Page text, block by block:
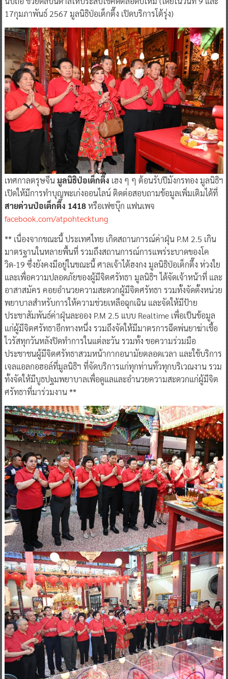
17กุมภาพันธ์ 2567 มูลนิธิป่อเต็กตึ๊ง เปิดบริการโต้รุ่ง)
เทศกาลตรุษจีนมูลนิธิป่อเต็กตึ๊ง เฮง ๆ ๆ ต้อนรับปีมังกรทอง มูลนิธิฯ
เปิดให้มีการทำบุญพะเก่งออนไลน์ ติดต่อสอบถามข้อมูลเพิ่มเติมได้ที่
สายด่วนป่อเต็กตึ๊ง 1418หรือเฟซบุ๊ก แฟนเพจ
facebook.com/atpohtecktung
** เนื่องจากขณะนี้ ประเทศไทย เกิดสถานการณ์ค่าฝุ่น P.M 2.5 เกิน
มาตรฐานในหลายพื้นที่ รวมถึงสถานการณ์การแพร่ระบาดของโค
วิด-19 ซึ่งยังคงมีอยู่ในขณะนี้ ศาลเจ้าไต้ฮงกง มูลนิธิป่อเต็กตึ๊ง ห่วงใย
และเพื่อความปลอดภัยของผู้มีจิตศรัทธา มูลนิธิฯ ได้จัดเจ้าหน้าที่ และ
อาสาสมัคร คอยอำนวยความสะดวกผู้มีจิตศรัทธา รวมทั้งจัดตั้งหน่วย
พยาบาลสำหรับการให้ความช่วยเหลือฉุกเฉิน และจัดให้มีป้าย
ประชาสัมพันธ์ค่าฝุ่นละออง P.M 2.5 แบบ Realtime เพื่อเป็นข้อมูล
แก่ผู้มีจิตศรัทธาอีกทางหนึ่ง รวมถึงจัดให้มีมาตรการฉีดพ่นยาฆ่าเชื้อ
ไวรัสทุกวันหลังปิดทำการในแต่ละวัน รวมทั้ง ขอความร่วมมือ
ประชาชนผู้มีจิตศรัทธาสวมหน้ากากอนามัยตลอดเวลา และใช้บริการ
เจลแอลกอฮอล์ที่มูลนิธิฯ ที่จัดบริการแก่ทุกท่านทั่วทุกบริเวณงาน รวม
ทั้งจัดให้มีบูธปฐมพยาบาลเพื่อดูแลและอำนวยความสะดวกแก่ผู้มีจิต
ศรัทธาที่มาร่วมงาน **